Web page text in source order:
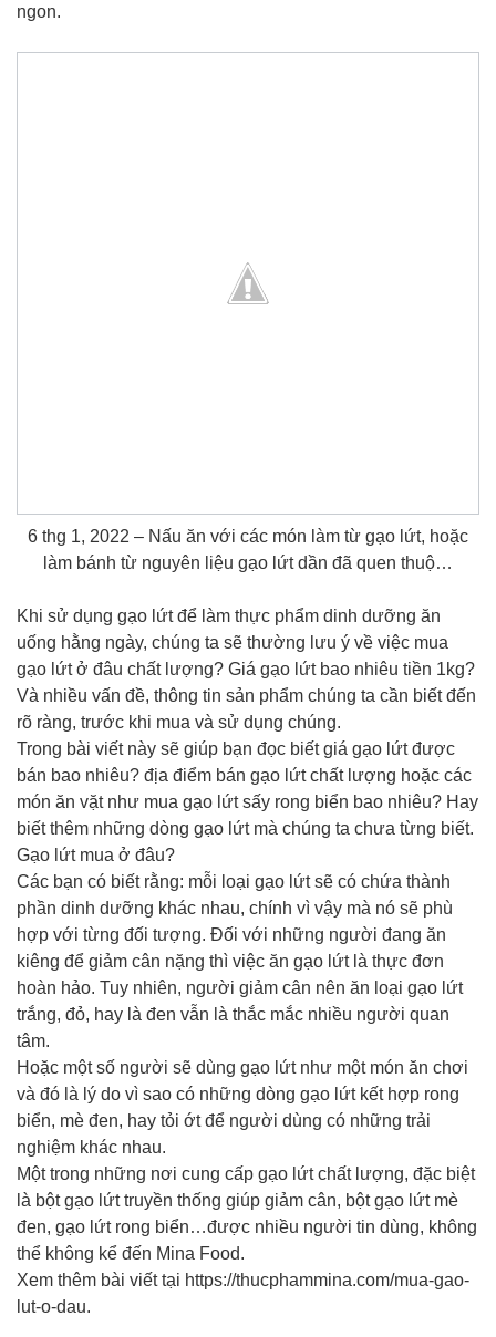
ngon.
6 thg 1, 2022 – Nấu ăn với các món làm từ gạo lứt, hoặc
làm bánh từ nguyên liệu gạo lứt dần đã quen thuộ…
Khi sử dụng gạo lứt để làm thực phẩm dinh dưỡng ăn
uống hằng ngày, chúng ta sẽ thường lưu ý về việc mua
gạo lứt ở đâu chất lượng? Giá gạo lứt bao nhiêu tiền 1kg?
Và nhiều vấn đề, thông tin sản phẩm chúng ta cần biết đến
rõ ràng, trước khi mua và sử dụng chúng.
Trong bài viết này sẽ giúp bạn đọc biết giá gạo lứt được
bán bao nhiêu? địa điểm bán gạo lứt chất lượng hoặc các
món ăn vặt như mua gạo lứt sấy rong biển bao nhiêu? Hay
biết thêm những dòng gạo lứt mà chúng ta chưa từng biết.
Gạo lứt mua ở đâu?
Các bạn có biết rằng: mỗi loại gạo lứt sẽ có chứa thành
phần dinh dưỡng khác nhau, chính vì vậy mà nó sẽ phù
hợp với từng đối tượng. Đối với những người đang ăn
kiêng để giảm cân nặng thì việc ăn gạo lứt là thực đơn
hoàn hảo. Tuy nhiên, người giảm cân nên ăn loại gạo lứt
trắng, đỏ, hay là đen vẫn là thắc mắc nhiều người quan
tâm.
Hoặc một số người sẽ dùng gạo lứt như một món ăn chơi
và đó là lý do vì sao có những dòng gạo lứt kết hợp rong
biển, mè đen, hay tỏi ớt để người dùng có những trải
nghiệm khác nhau.
Một trong những nơi cung cấp gạo lứt chất lượng, đặc biệt
là bột gạo lứt truyền thống giúp giảm cân, bột gạo lứt mè
đen, gạo lứt rong biển…được nhiều người tin dùng, không
thể không kể đến Mina Food.
Xem thêm bài viết tại https://thucphammina.com/mua-gao-
lut-o-dau.